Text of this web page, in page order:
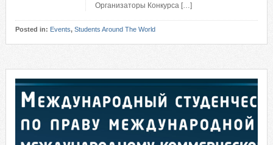
Организаторы Конкурса […]
Posted in: Events, Students Around The World